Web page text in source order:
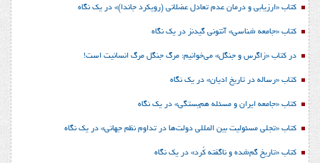
کتاب «ارزیابی و درمان عدم تعادل عضلانی (رویکرد جاندا)» در یک نگاه
کتاب «جامعه شناسی» آنتونی گیدنز در یک نگاه
در کتاب «زاگرس و جنگل» می‌خوانیم: مرگ جنگل مرگ انسانیت است!
کتاب «رساله در تاریخ ادیان» در یک نگاه
کتاب «جامعه ایران و مسئله هم‌بستگی» در یک نگاه
کتاب «تجلی مسئولیت بین المللی دولت‌ها در تداوم نظم جهانی» در یک نگاه
کتاب «تاریخ گم‌شده و ناگفته کُرد» در یک نگاه